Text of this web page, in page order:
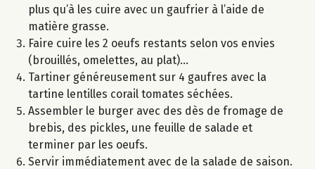
plus qu’à les cuire avec un gaufrier à l’aide de
matière grasse.
Faire cuire les 2 oeufs restants selon vos envies
(brouillés, omelettes, au plat)…
Tartiner généreusement sur 4 gaufres avec la
tartine lentilles corail tomates séchées.
Assembler le burger avec des dès de fromage de
brebis, des pickles, une feuille de salade et
terminer par les oeufs.
Servir immédiatement avec de la salade de saison.